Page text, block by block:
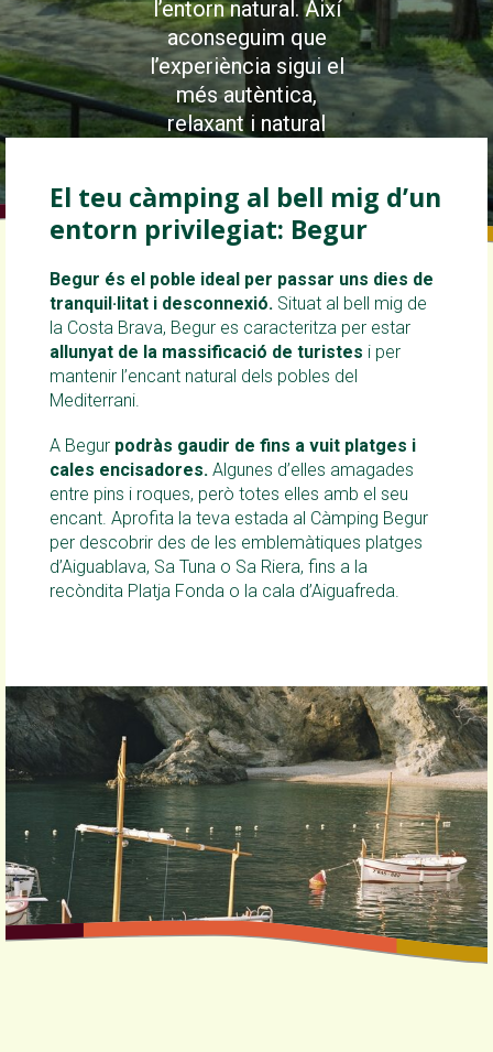
l’entorn natural. Així
aconseguim que
l’experiència sigui el
més autèntica,
relaxant i natural
El teu càmping al bell mig d’un
entorn privilegiat: Begur
Begur és el poble ideal per passar uns dies de
tranquil·litat i desconnexió. Situat al bell mig de
la Costa Brava, Begur es caracteritza per estar
allunyat de la massificació de turistes i per
mantenir l’encant natural dels pobles del
Mediterrani.
A Begur podràs gaudir de fins a vuit platges i
cales encisadores. Algunes d’elles amagades
entre pins i roques, però totes elles amb el seu
encant. Aprofita la teva estada al Càmping Begur
per descobrir des de les emblemàtiques platges
d’Aiguablava, Sa Tuna o Sa Riera, fins a la
recòndita Platja Fonda o la cala d’Aiguafreda.